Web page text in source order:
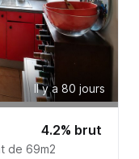
Il y a 80 jours
4.2% brut
de 69m2